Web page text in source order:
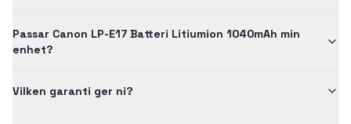
Passar Canon LP-E17 Batteri Litiumion 1040mAh min
enhet?
Vilken garanti ger ni?